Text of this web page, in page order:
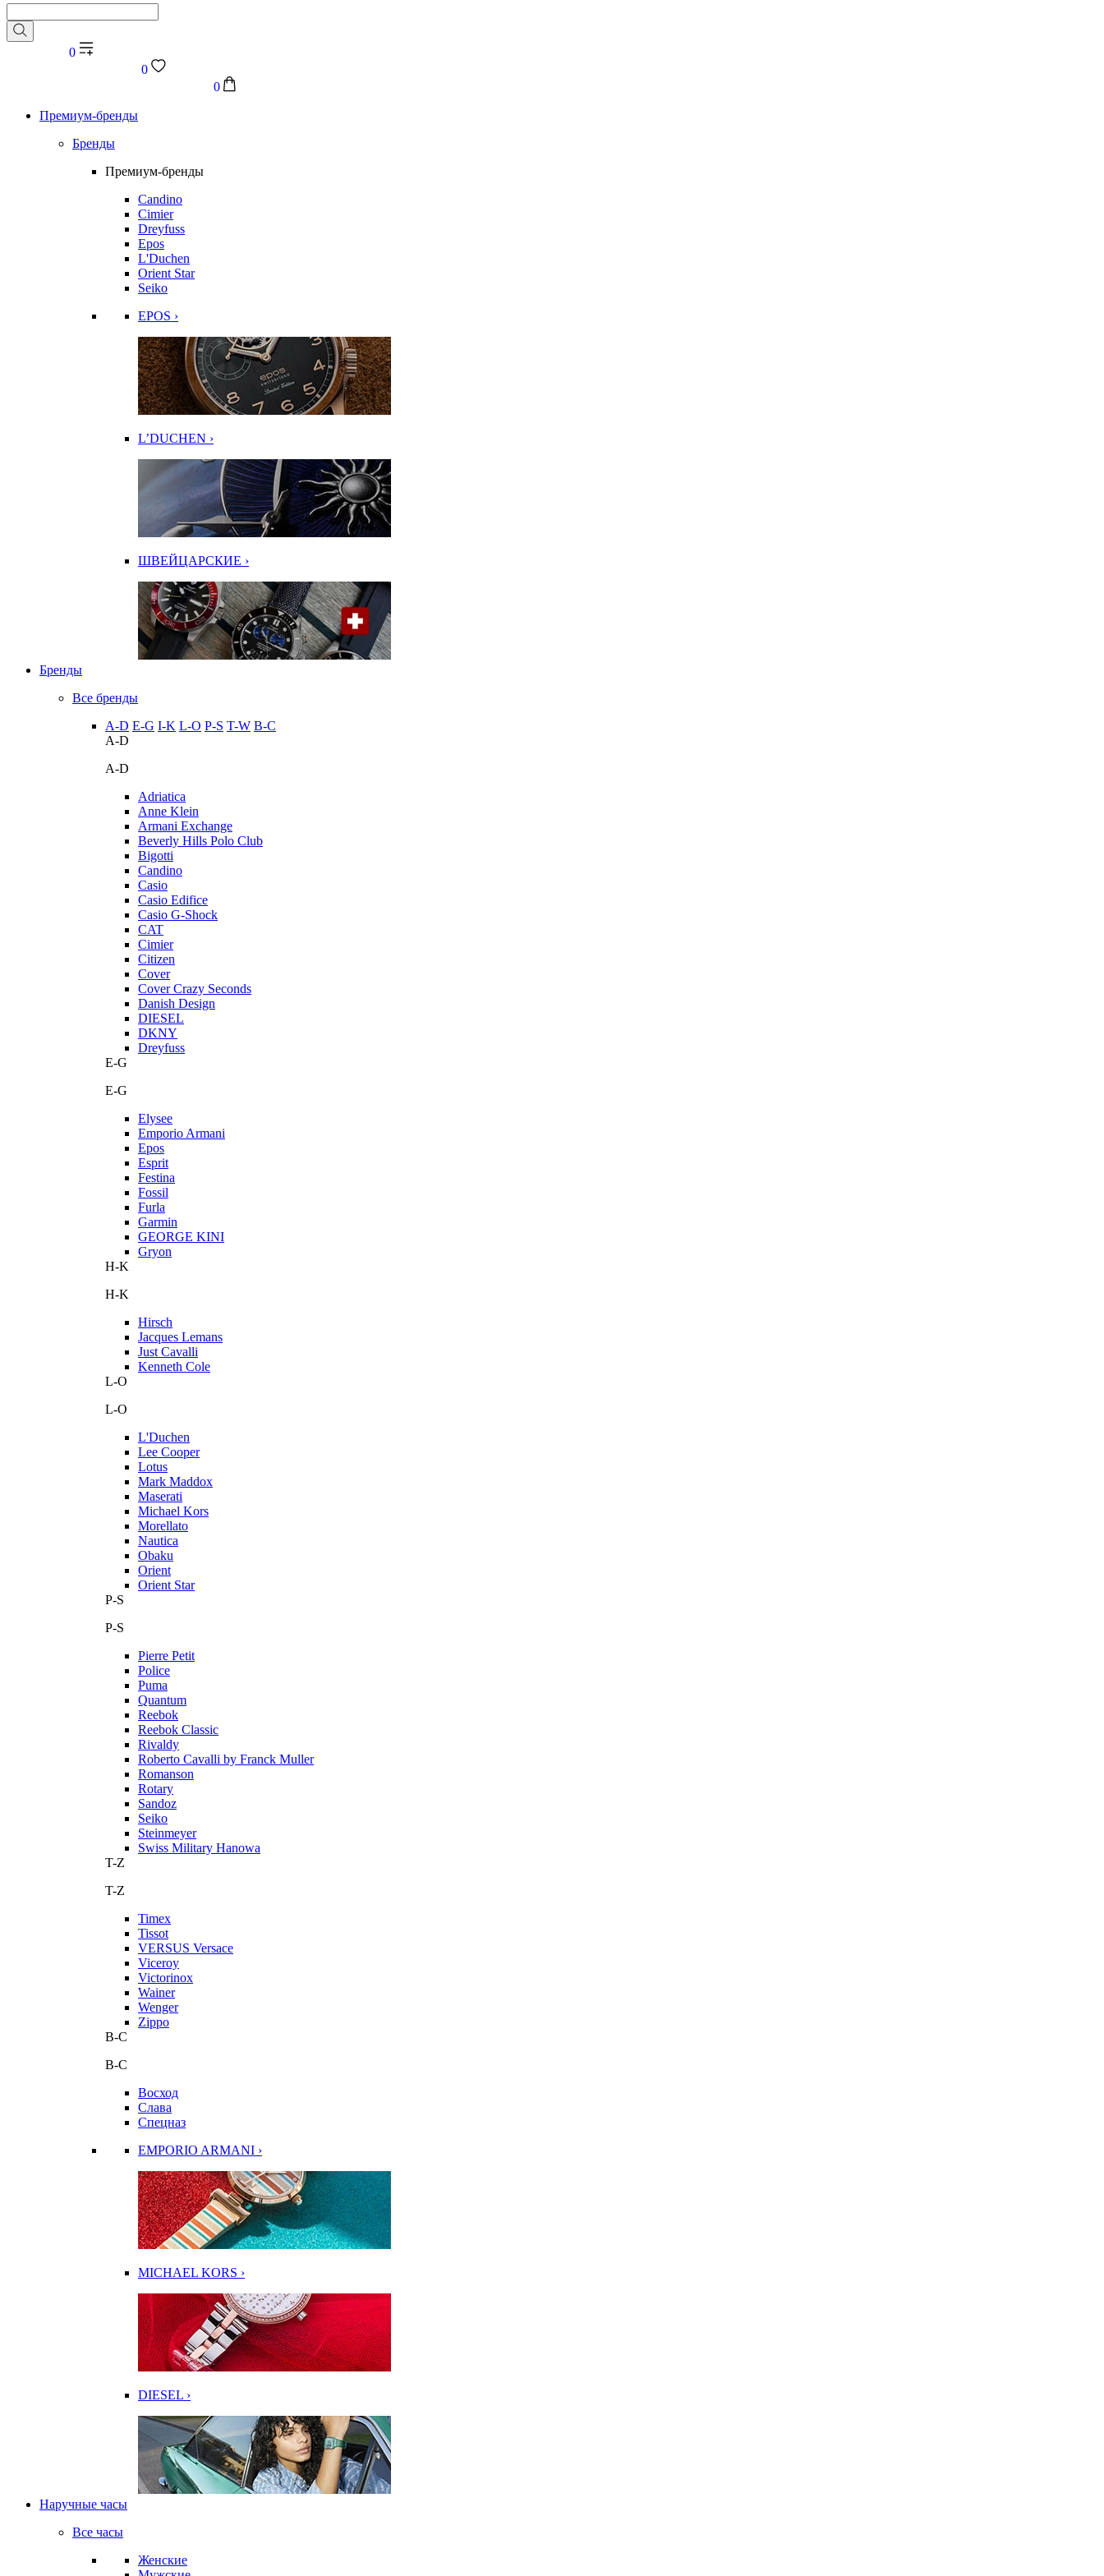
0
0
0
Премиум-бренды
Бренды
Премиум-бренды
Candino
Cimier
Dreyfuss
Epos
L'Duchen
Orient Star
Seiko
EPOS ›
L’DUCHEN ›
ШВЕЙЦАРСКИЕ ›
Бренды
Все бренды
A-D E-G I-K L-O P-S T-W В-С
A-D
A-D
Adriatica
Anne Klein
Armani Exchange
Beverly Hills Polo Club
Bigotti
Candino
Casio
Casio Edifice
Casio G-Shock
CAT
Cimier
Citizen
Cover
Cover Crazy Seconds
Danish Design
DIESEL
DKNY
Dreyfuss
E-G
E-G
Elysee
Emporio Armani
Epos
Esprit
Festina
Fossil
Furla
Garmin
GEORGE KINI
Gryon
H-K
H-K
Hirsch
Jacques Lemans
Just Cavalli
Kenneth Cole
L-O
L-O
L'Duchen
Lee Cooper
Lotus
Mark Maddox
Maserati
Michael Kors
Morellato
Nautica
Obaku
Orient
Orient Star
P-S
P-S
Pierre Petit
Police
Puma
Quantum
Reebok
Reebok Classic
Rivaldy
Roberto Cavalli by Franck Muller
Romanson
Rotary
Sandoz
Seiko
Steinmeyer
Swiss Military Hanowa
T-Z
T-Z
Timex
Tissot
VERSUS Versace
Viceroy
Victorinox
Wainer
Wenger
Zippo
В-С
В-С
Восход
Слава
Спецназ
EMPORIO ARMANI ›
MICHAEL KORS ›
DIESEL ›
Наручные часы
Все часы
Женские